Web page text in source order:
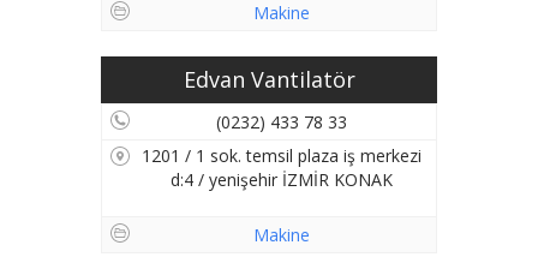
Makine
Edvan Vantilatör
(0232) 433 78 33
1201 / 1 sok. temsil plaza iş merkezi
d:4 / yenişehir İZMİR KONAK
Makine